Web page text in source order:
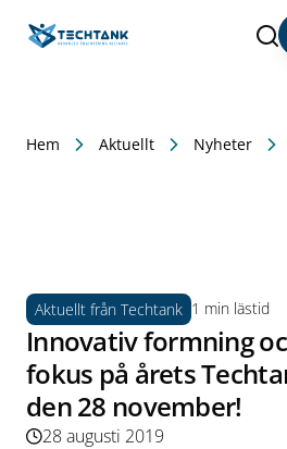
Sök
Hem Aktuellt Nyheter
Aktuellt från Techtank 1 min lästid
Innovativ formning
fokus på årets
den 28 november!
28 augusti 2019